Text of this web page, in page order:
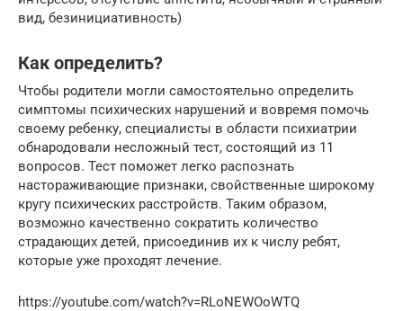
вид, безинициативность)
Как определить?
Чтобы родители могли самостоятельно определить
симптомы психических нарушений и вовремя помочь
своему ребенку, специалисты в области психиатрии
обнародовали несложный тест, состоящий из 11
вопросов. Тест поможет легко распознать
настораживающие признаки, свойственные широкому
кругу психических расстройств. Таким образом,
возможно качественно сократить количество
страдающих детей, присоединив их к числу ребят,
которые уже проходят лечение.
https://youtube.com/watch?v=RLoNEWOoWTQ